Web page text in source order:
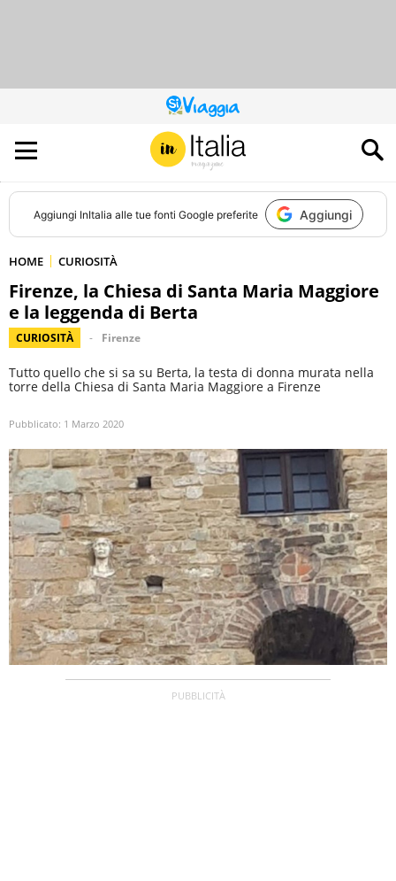
QUESTO
SITO
CONTRIBUISCE
ALL’AUDIENCE
DI
Aggiungi InItalia alle tue fonti Google preferite Aggiungi
HOME CURIOSITÀ
Firenze, la Chiesa di Santa Maria Maggiore
e la leggenda di Berta
CURIOSITÀ Firenze
Tutto quello che si sa su Berta, la testa di donna murata nella
torre della Chiesa di Santa Maria Maggiore a Firenze
Pubblicato: 1 Marzo 2020